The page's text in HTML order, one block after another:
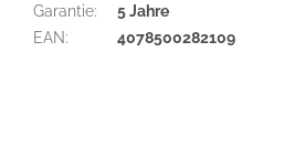
Garantie:
5 Jahre
EAN: 4078500282109